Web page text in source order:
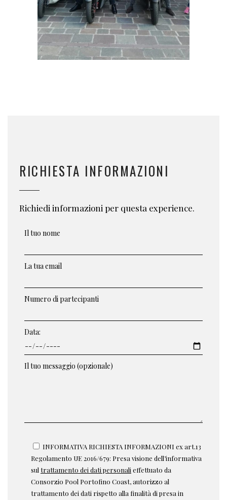
RICHIESTA INFORMAZIONI
Richiedi informazioni per questa experience.
Il tuo nome
La tua email
Numero di partecipanti
Data:
Il tuo messaggio (opzionale)
INFORMATIVA RICHIESTA INFORMAZIONI ex art.13
Regolamento UE 2016/679: Presa visione dell’informativa
sul trattamento dei dati personali effettuato da
Consorzio Pool Portofino Coast, autorizzo al
trattamento dei dati rispetto alla finalità di presa in